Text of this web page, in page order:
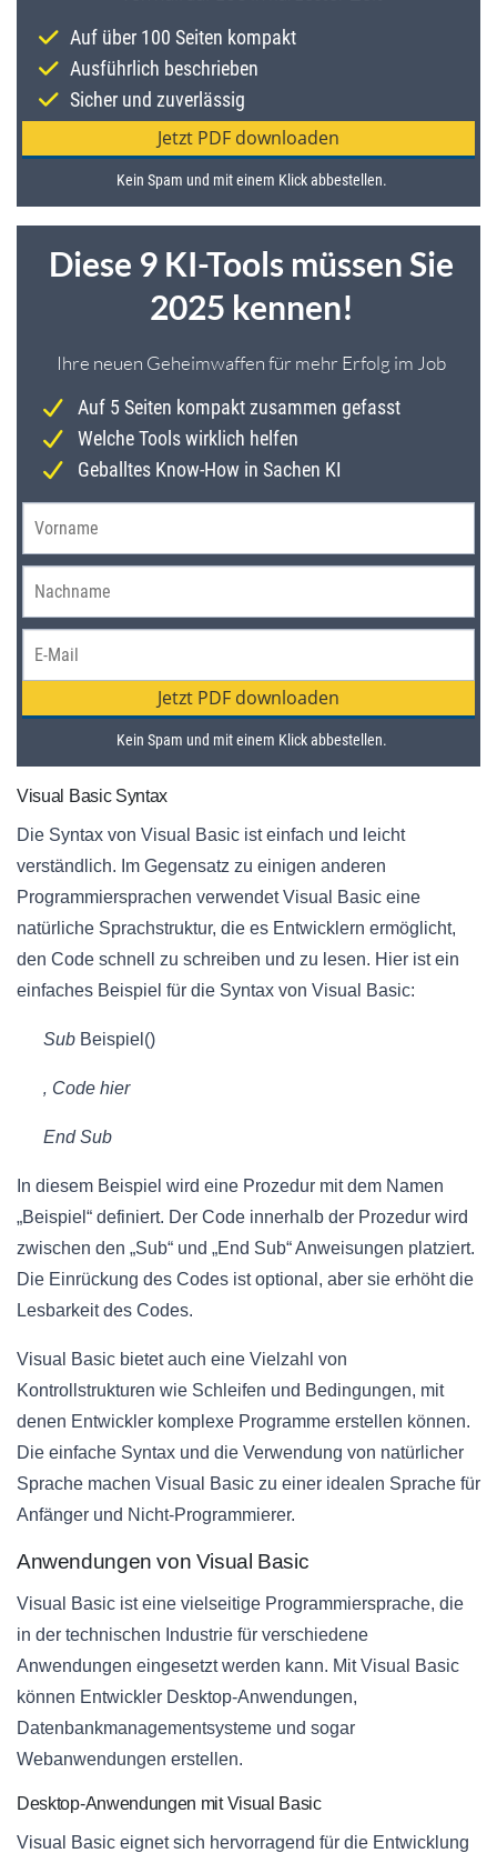
Visual Basic Syntax
Die Syntax von Visual Basic ist einfach und leicht
verständlich. Im Gegensatz zu einigen anderen
Programmiersprachen verwendet Visual Basic eine
natürliche Sprachstruktur, die es Entwicklern ermöglicht,
den Code schnell zu schreiben und zu lesen. Hier ist ein
einfaches Beispiel für die Syntax von Visual Basic:
Sub Beispiel()
‚ Code hier
End Sub
In diesem Beispiel wird eine Prozedur mit dem Namen
„Beispiel“ definiert. Der Code innerhalb der Prozedur wird
zwischen den „Sub“ und „End Sub“ Anweisungen platziert.
Die Einrückung des Codes ist optional, aber sie erhöht die
Lesbarkeit des Codes.
Visual Basic bietet auch eine Vielzahl von
Kontrollstrukturen wie Schleifen und Bedingungen, mit
denen Entwickler komplexe Programme erstellen können.
Die einfache Syntax und die Verwendung von natürlicher
Sprache machen Visual Basic zu einer idealen Sprache für
Anfänger und Nicht-Programmierer.
Anwendungen von Visual Basic
Visual Basic ist eine vielseitige Programmiersprache, die
in der technischen Industrie für verschiedene
Anwendungen eingesetzt werden kann. Mit Visual Basic
können Entwickler Desktop-Anwendungen,
Datenbankmanagementsysteme und sogar
Webanwendungen erstellen.
Desktop-Anwendungen mit Visual Basic
Visual Basic eignet sich hervorragend für die Entwicklung